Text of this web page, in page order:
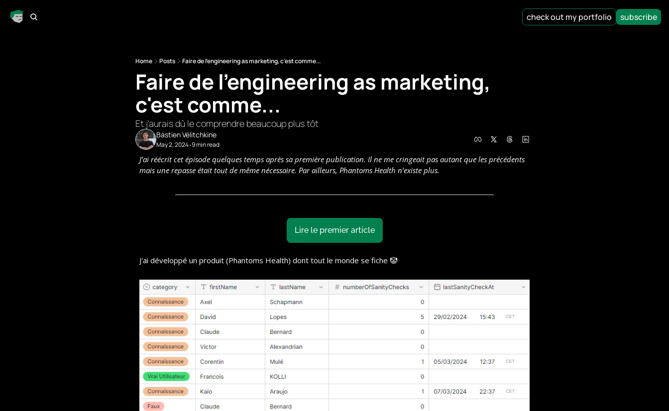
check out my portfolio subscribe
Home Posts Faire de l'engineering as marketing, c'est comme...
Faire de l'engineering as marketing,
c'est comme...
Et j'aurais dû le comprendre beaucoup plus tôt
Bastien Vélitchkine
May 2, 2024•9 min read
J’ai réécrit cet épisode quelques temps après sa première publication. Il ne me cringeait pas autant que les précédents
mais une repasse était tout de même nécessaire. Par ailleurs, Phantoms Health n’existe plus.
Lire le premier article
J'ai développé un produit (Phantoms Health) dont tout le monde se fiche 🤡